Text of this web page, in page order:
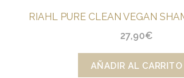
RIAHL PURE CLEAN VEGAN
27,90€
AÑADIR AL CARRITO